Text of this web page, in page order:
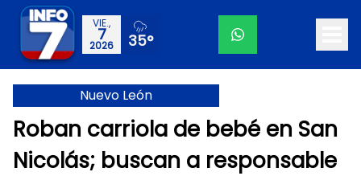
VIE.,
7
2026 35°
Nuevo León
Roban carriola de bebé en San
Nicolás; buscan a responsable